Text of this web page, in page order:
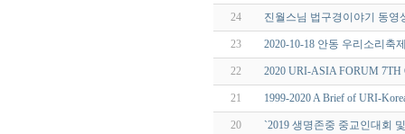
24 진월스님 법구경이야기 동
23 2020-10-18 안동 우리소리축
22 2020 URI-ASIA FORUM 7TH
21 1999-2020 A Brief of URI-
20 `2019 생명존중 중교인대회